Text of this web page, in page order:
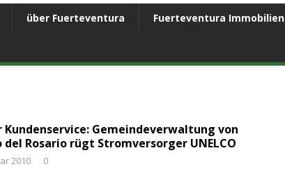
über Fuerteventura Fuerteventura Immobilien
Kundenservice: Gemeindeverwaltung von
del Rosario rügt Stromversorger UNELCO
2010 0